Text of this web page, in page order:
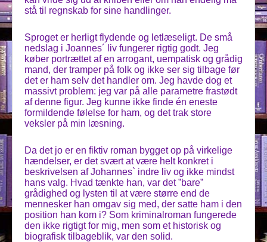
stå til regnskab for sine handlinger.
Sproget er herligt flydende og letlæseligt. De små
nedslag i Joannes´ liv fungerer rigtig godt. Jeg
køber portrættet af en arrogant, uempatisk og grådig
mand, der tramper på folk og ikke ser sig tilbage før
det er ham selv det handler om. Jeg havde dog et
massivt problem: jeg var på alle parametre frastødt
af denne figur. Jeg kunne ikke finde én eneste
formildende følelse for ham, og det trak store
veksler på min læsning.
Da det jo er en fiktiv roman bygget op på virkelige
hændelser, er det svært at være helt konkret i
beskrivelsen af Johannes` indre liv og ikke mindst
hans valg. Hvad tænkte han, var det ”bare”
grådighed og lysten til at være større end de
mennesker han omgav sig med, der satte ham i den
position han kom i? Som kriminalroman fungerede
den ikke rigtigt for mig, men som et historisk og
biografisk tilbageblik, var den solid.